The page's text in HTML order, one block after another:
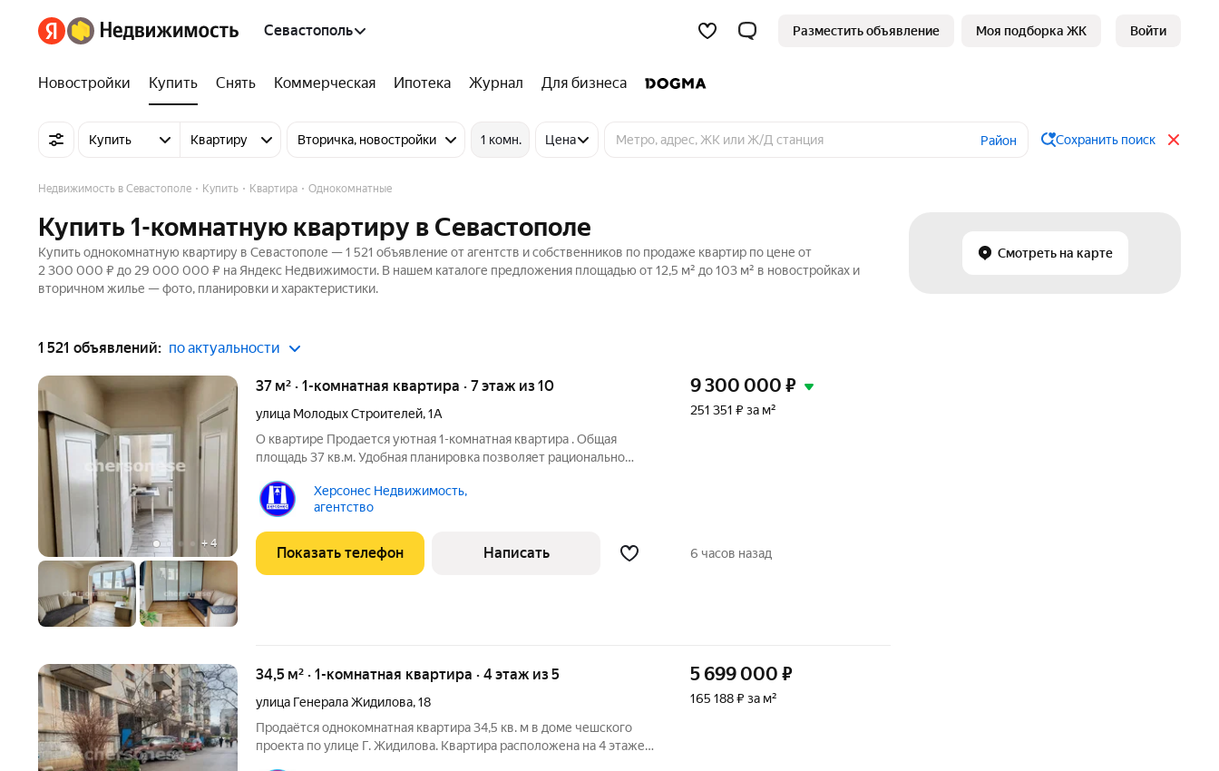
Севастополь Разместить объявление Моя подборка ЖК Войти
Новостройки Купить Снять Коммерческая Ипотека Журнал Для бизнеса
Купить Квартиру Вторичка, новостройки 1 комн. Цена Район Сохранить поиск
Смотреть на карте
Недвижимость в Севастополе Купить Квартира Однокомнатные
Купить 1-комнатную квартиру в Севастополе
Купить однокомнатную квартиру в Севастополе — 1 521 объявление от агентств и собственников по продаже квартир по цене от
2 300 000 ₽ до 29 000 000 ₽ на Яндекс Недвижимости. В нашем каталоге предложения площадью от 12,5 м² до 103 м² в новостройках и
вторичном жилье — фото, планировки и характеристики.
1 521 объявлений: по актуальности
+ 4
37 м² · 1-комнатная квартира · 7 этаж из 10
улица Молодых Строителей,1А
О квартире Продается уютная 1-комнатная квартира . Общая
площадь 37 кв.м. Удобная планировка позволяет рационально
простора и света. Квартира с качественным евроремонтом,
полностью готова к
Херсонес Недвижимость,
агентство
9 300 000 ₽
251 351 ₽ за м²
Показать телефон Написать 6 часов назад
34,5 м² · 1-комнатная квартира · 4 этаж из 5
улица Генерала Жидилова,18
Продаётся однокомнатная квартира 34,5 кв. м в доме чешского
проекта по улице Г. Жидилова. Квартира расположена на 4 этаже
5 699 000 ₽
165 188 ₽ за м²